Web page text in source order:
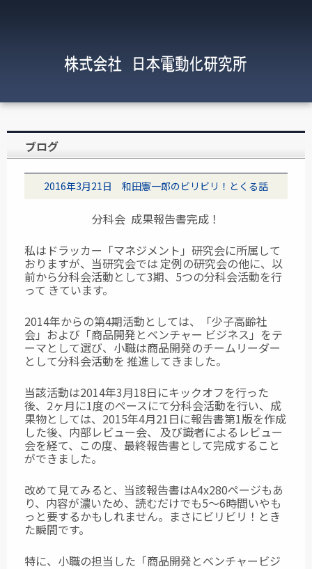
ブログ
2016年3月21日 和田憲一郎のビリビリ！とくる話
分科会 成果報告書完成！
私はドラッカー「マネジメント」研究会に所属して
おりますが、当研究会では 定例の研究会の他に、以
前から分科会活動として3期、5つの分科会活動を行
って きています。
2014年からの第4期活動としては、「少子高齢社
会」および「商品開発とベンチャー ビジネス」をテ
ーマとして選び、小職は商品開発のチームリーダー
として分科会活動を 推進してきました。
当該活動は2014年3月18日にキックオフを行った
後、2ヶ月に1度のペースにて分科会活動を行い、成
果物としては、2015年4月21日に報告書第1版を作成
した後、内部レビュー会、 及び識者によるレビュー
会を経て、この度、最終報告書として完成すること
ができました。
改めて見てみると、当該報告書はA4x280ページもあ
り、内容が濃いため、読むだけでも5～6時間いやも
っと要するかもしれません。まさにビリビリ！とき
た瞬間です。
特に、小職の担当した「商品開発とベンチャービジ